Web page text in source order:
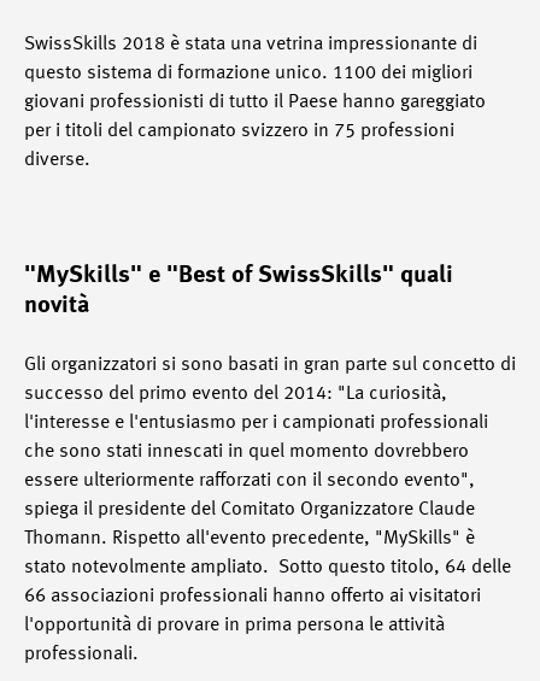
SwissSkills 2018 è stata una vetrina impressionante di
questo sistema di formazione unico. 1100 dei migliori
giovani professionisti di tutto il Paese hanno gareggiato
per i titoli del campionato svizzero in 75 professioni
diverse.
"MySkills" e "Best of SwissSkills" quali
novità
Gli organizzatori si sono basati in gran parte sul concetto di
successo del primo evento del 2014: "La curiosità,
l'interesse e l'entusiasmo per i campionati professionali
che sono stati innescati in quel momento dovrebbero
essere ulteriormente rafforzati con il secondo evento",
spiega il presidente del Comitato Organizzatore Claude
Thomann. Rispetto all'evento precedente, "MySkills" è
stato notevolmente ampliato. Sotto questo titolo, 64 delle
66 associazioni professionali hanno offerto ai visitatori
l'opportunità di provare in prima persona le attività
professionali.